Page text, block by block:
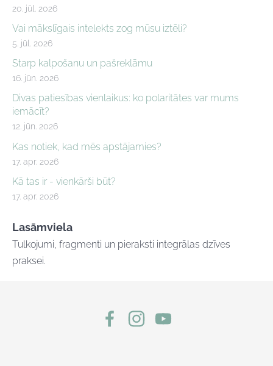
20. jūl. 2026
Vai mākslīgais intelekts zog mūsu iztēli?
5. jūl. 2026
Starp kalpošanu un pašreklāmu
16. jūn. 2026
Divas patiesības vienlaikus: ko polaritātes var mums
iemācīt?
12. jūn. 2026
Kas notiek, kad mēs apstājamies?
17. apr. 2026
Kā tas ir - vienkārši būt?
17. apr. 2026
Lasāmviela
Tulkojumi, fragmenti un pieraksti integrālas dzīves
praksei.